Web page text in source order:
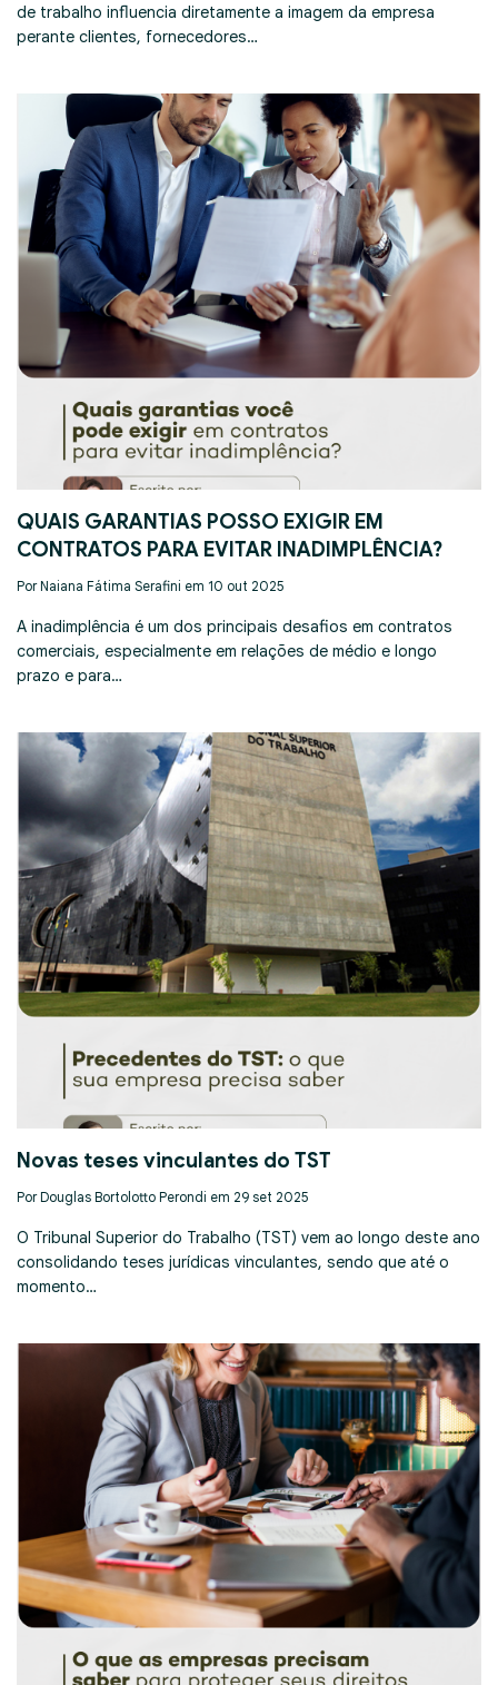
de trabalho influencia diretamente a imagem da empresa
perante clientes, fornecedores…
QUAIS GARANTIAS POSSO EXIGIR EM
CONTRATOS PARA EVITAR INADIMPLÊNCIA?
Por Naiana Fátima Serafini em 10 out 2025
A inadimplência é um dos principais desafios em contratos
comerciais, especialmente em relações de médio e longo
prazo e para…
Novas teses vinculantes do TST
Por Douglas Bortolotto Perondi em 29 set 2025
O Tribunal Superior do Trabalho (TST) vem ao longo deste ano
consolidando teses jurídicas vinculantes, sendo que até o
momento…